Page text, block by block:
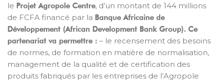
le Projet Agropole Centre, d’un montant de 144 millions
de FCFA financé par la Banque Africaine de
Développement (African Development Bank Group). Ce
partenariat va permettre : – le recensement des besoins
de normes, de formation en matière de normalisation,
management de la qualité et de certification des
produits fabriqués par les entreprises de l’Agropole